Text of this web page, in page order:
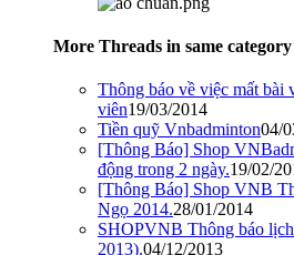
More Threads in same category
Thông báo về việc mất bài
viên19/03/2014
Tiền quỹ Vnbadminton04/
[Thông Báo] Shop
động trong 2 ngày.19/02/
[Thông Báo] Shop VNB
Ngọ 2014.28/01/2014
SHOPVNB Thông báo
2013).04/12/2013